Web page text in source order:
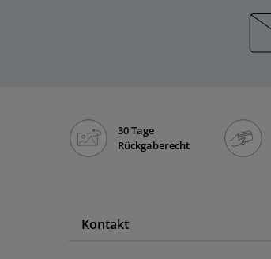
30 Tage
Rückgaberecht
Kontakt